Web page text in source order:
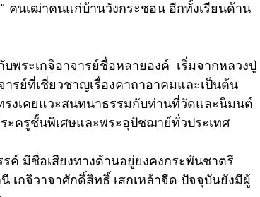
คนเฒ่าคนแก่บ้านวังกระชอน อีกทั้งเรียนด้าน
พระเกจิอาจารย์ชื่อหลายองค์  เริ่มจากหลวงปู่
ารย์ที่เชี่ยวชาญเรื่องคาถาอาคมและเป็นต้น
งเคยแวะสนทนาธรรมกับท่านที่วัดและนิมนต์
ะครูชั้นพิเศษและพระอุปัชฌาย์ทั่วประเทศ
ค์ มีชื่อเสียงทางด้านอยู่ยงคงกระพันชาตรี
เกจิวาจาศักดิ์สิทธิ์ เสกเหล้าจืด ปัจจุบันยังมีผู้